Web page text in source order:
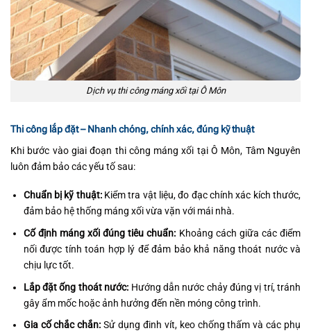
Dịch vụ thi công máng xối tại Ô Môn
Thi công lắp đặt – Nhanh chóng, chính xác, đúng kỹ thuật
Khi bước vào giai đoạn thi công máng xối tại Ô Môn, Tâm Nguyên
luôn đảm bảo các yếu tố sau:
Chuẩn bị kỹ thuật:Kiểm tra vật liệu, đo đạc chính xác kích thước,
đảm bảo hệ thống máng xối vừa vặn với mái nhà.
Cố định máng xối đúng tiêu chuẩn: Khoảng cách giữa các điểm
nối được tính toán hợp lý để đảm bảo khả năng thoát nước và
chịu lực tốt.
Lắp đặt ống thoát nước: Hướng dẫn nước chảy đúng vị trí, tránh
gây ẩm mốc hoặc ảnh hưởng đến nền móng công trình.
Gia cố chắc chắn: Sử dụng đinh vít, keo chống thấm và các phụ